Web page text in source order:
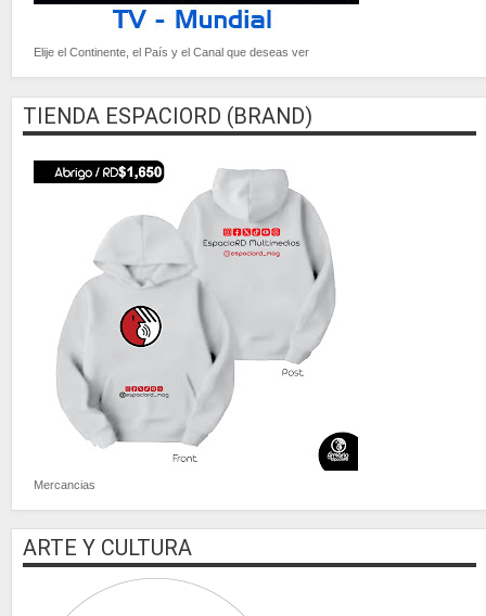
Elije el Continente, el País y el Canal que deseas ver
TIENDA ESPACIORD (BRAND)
Mercancias
ARTE Y CULTURA